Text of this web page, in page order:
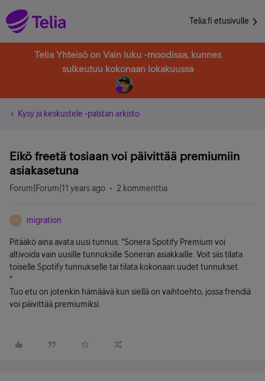
Telia.fi etusivulle
Telia Yhteisö on Vain luku -moodissa, kunnes
sulkeutuu kokonaan lokakuussa
Kysy ja keskustele -palstan arkisto
Eikö freetä tosiaan voi päivittää premiumiin
asiakasetuna
Forum|Forum|11 years ago 2 kommenttia
M migration
Pitääkö aina avata uusi tunnus. "Sonera Spotify Premium voi
altivoida vain uusille tunnuksille Soneran asiakkaille. Voit siis tilata
toiselle Spotify tunnukselle tai tilata kokonaan uudet tunnukset.
"
Tuo etu on jotenkin hämäävä kun siellä on vaihtoehto, jossa frendiä
voi päivittää premiumiksi.